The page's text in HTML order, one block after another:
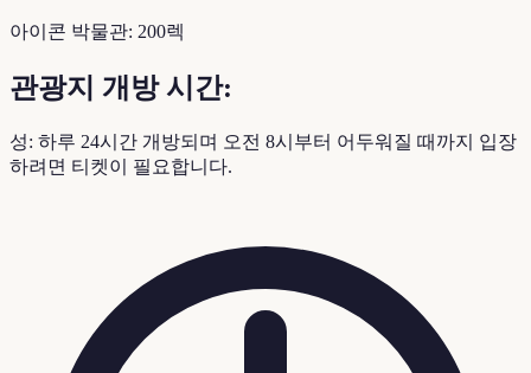
아이콘 박물관: 200렉
관광지 개방 시간:
성: 하루 24시간 개방되며 오전 8시부터 어두워질 때까지 입장
하려면 티켓이 필요합니다.